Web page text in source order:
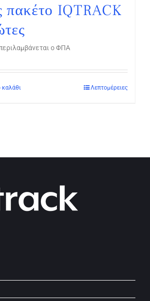
πακέτο IQTRACK
ο ΦΠΑ
Λεπτομέρειες